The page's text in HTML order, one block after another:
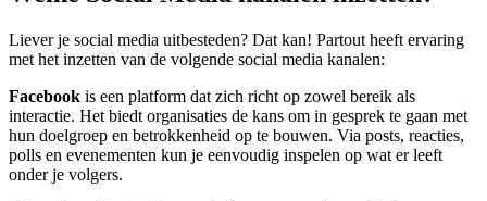
Liever je social media uitbesteden? Dat kan! Partout heeft ervaring
met het inzetten van de volgende social media kanalen:
Facebook is een platform dat zich richt op zowel bereik als
interactie. Het biedt organisaties de kans om in gesprek te gaan met
hun doelgroep en betrokkenheid op te bouwen. Via posts, reacties,
polls en evenementen kun je eenvoudig inspelen op wat er leeft
onder je volgers.